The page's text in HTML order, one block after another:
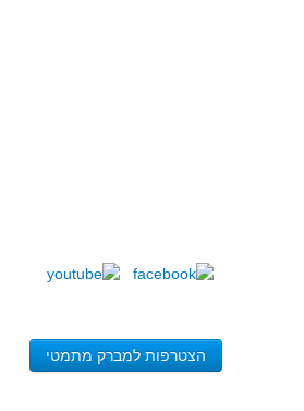
הצטרפות למברק מתמטי